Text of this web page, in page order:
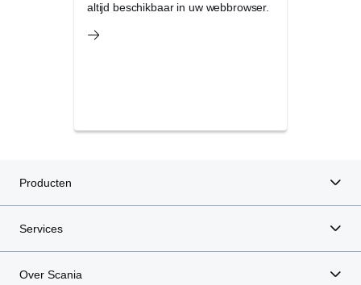
altijd beschikbaar in uw webbrowser.
Producten
Services
Over Scania